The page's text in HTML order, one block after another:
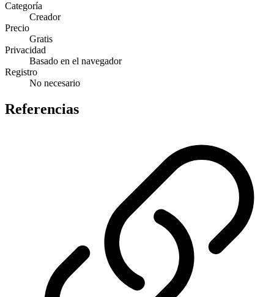
Categoría
Creador
Precio
Gratis
Privacidad
Basado en el navegador
Registro
No necesario
Referencias